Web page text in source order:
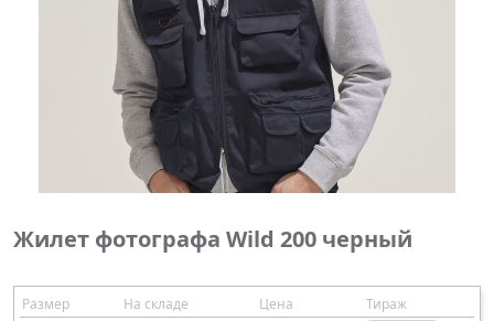
Жилет фотографа Wild 200 черный
Размер На складе Цена
Тираж